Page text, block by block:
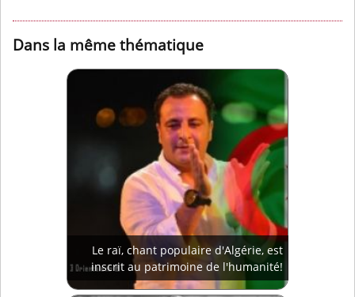
Dans la même thématique
Le raï, chant populaire d'Algérie, est
inscrit au patrimoine de l'humanité!